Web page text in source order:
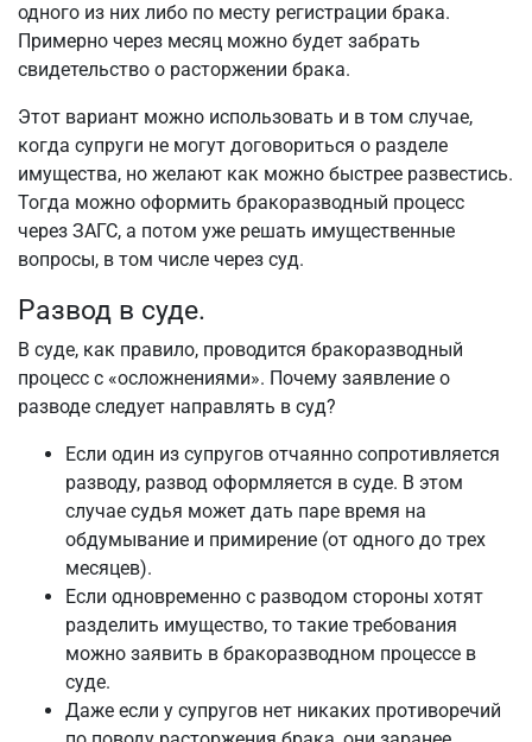
одного из них либо по месту регистрации брака.
Примерно через месяц можно будет забрать
свидетельство о расторжении брака.
Этот вариант можно использовать и в том случае,
когда супруги не могут договориться о разделе
имущества, но желают как можно быстрее развестись.
Тогда можно оформить бракоразводный процесс
через ЗАГС, а потом уже решать имущественные
вопросы, в том числе через суд.
Развод в суде.
В суде, как правило, проводится бракоразводный
процесс с «осложнениями». Почему заявление о
разводе следует направлять в суд?
Если один из супругов отчаянно сопротивляется
разводу, развод оформляется в суде. В этом
случае судья может дать паре время на
обдумывание и примирение (от одного до трех
месяцев).
Если одновременно с разводом стороны хотят
разделить имущество, то такие требования
можно заявить в бракоразводном процессе в
суде.
Даже если у супругов нет никаких противоречий